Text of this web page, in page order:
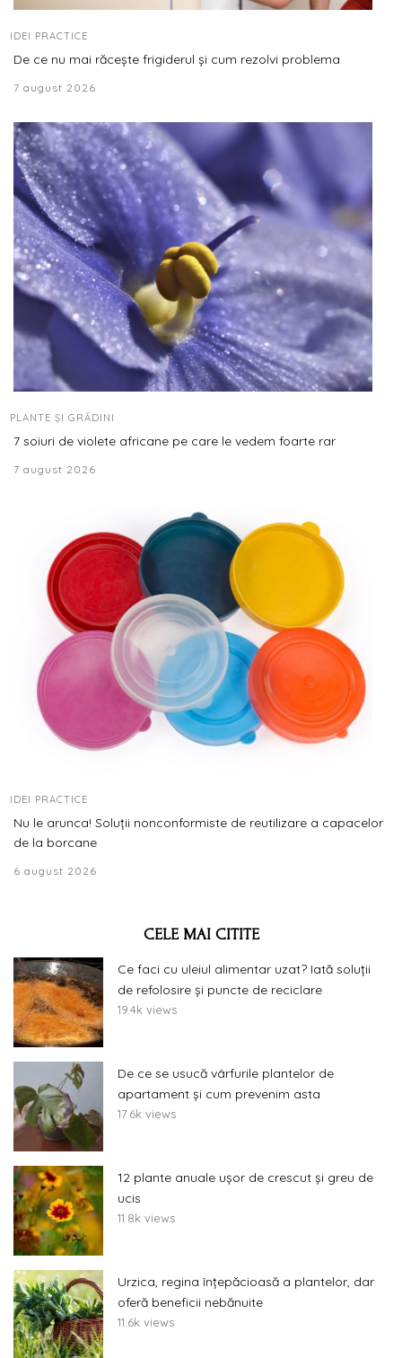
IDEI PRACTICE
De ce nu mai răcește frigiderul și cum rezolvi problema
7 august 2026
PLANTE ȘI GRĂDINI
7 soiuri de violete africane pe care le vedem foarte rar
7 august 2026
IDEI PRACTICE
Nu le arunca! Soluții nonconformiste de reutilizare a capacelor
de la borcane
6 august 2026
CELE MAI CITITE
Ce faci cu uleiul alimentar uzat? Iată soluții
de refolosire și puncte de reciclare
19.4k views
De ce se usucă vârfurile plantelor de
apartament și cum prevenim asta
17.6k views
12 plante anuale ușor de crescut și greu de
ucis
11.8k views
Urzica, regina înțepăcioasă a plantelor, dar
oferă beneficii nebănuite
11.6k views